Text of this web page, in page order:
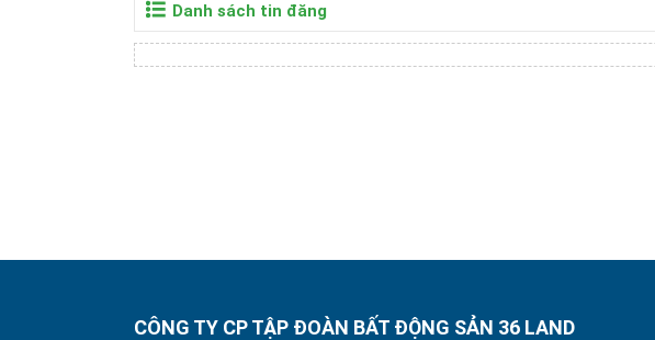
Danh sách tin đăng
CÔNG TY CP TẬP ĐOÀN BẤT ĐỘNG SẢN 36 LAND